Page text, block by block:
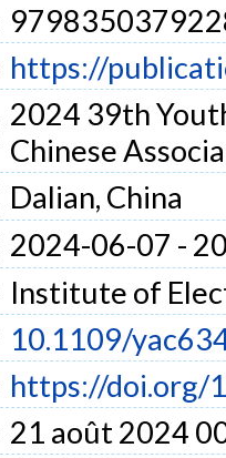
https://
2024 39th
Chinese
Dalian, China
2024-06-07 -
Institute of
10.1109/
https://doi.org/
21 août 2024